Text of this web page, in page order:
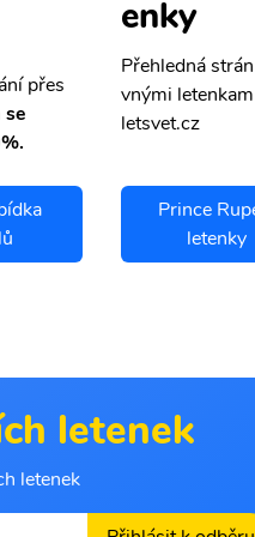
přes
se
enky
Přehledná
vnými
letsvet.cz
Prince
letenky
letenek
letenek